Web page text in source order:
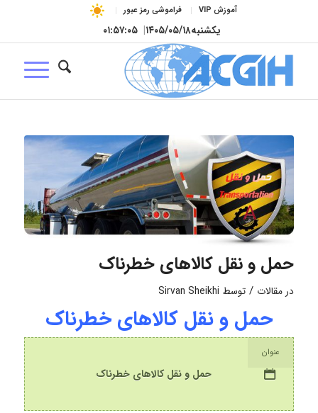
آموزش VIP فراموشی رمز عبور
یکشنبه۱۴۰۵/۰۵/۱۸| ۰۱:۵۷:۰۵
حمل و نقل کالاهای خطرناک
درمقالات / توسط Sirvan Sheikhi
حمل و نقل کالاهای خطرناک
عنوان
حمل و نقل کالاهای خطرناک